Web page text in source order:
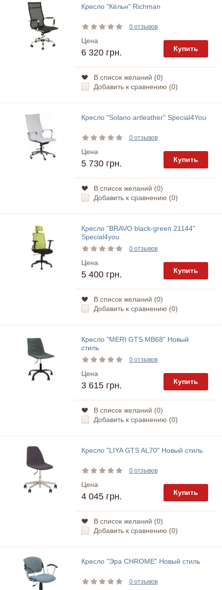
Кресло "Кёльн" Richman
0 отзывов
Цена
6 320 грн. Купить
В список желаний (0)
Добавить к сравнению (0)
Кресло "Solano artleather" Special4You
0 отзывов
Цена
5 730 грн. Купить
В список желаний (0)
Добавить к сравнению (0)
Кресло "BRAVO black-green 21144"
Special4you
0 отзывов
Цена
5 400 грн. Купить
В список желаний (0)
Добавить к сравнению (0)
Кресло "MERI GTS MB68" Новый
стиль
0 отзывов
Цена
3 615 грн. Купить
В список желаний (0)
Добавить к сравнению (0)
Кресло "LIYA GTS AL70" Новый стиль
0 отзывов
Цена
4 045 грн. Купить
В список желаний (0)
Добавить к сравнению (0)
Кресло "Эра CHROME" Новый стиль
0 отзывов